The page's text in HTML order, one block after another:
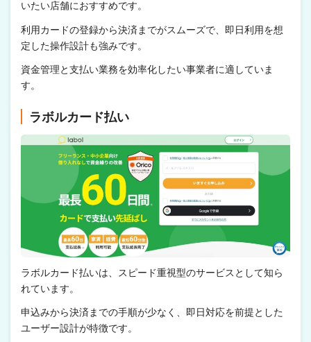
いたい店舗におすすめです。
利用カードの登録から決済までがスムーズで、即日利用を想
定した操作設計も強みです。
資金管理と支払い業務を効率化したい事業者に適していま
す。
ラボルカード払い
ラボルカード払いは、スピード重視型のサービスとして知ら
れています。
申込みから決済までの手順が少なく、即日対応を前提とした
ユーザー設計が特徴です。